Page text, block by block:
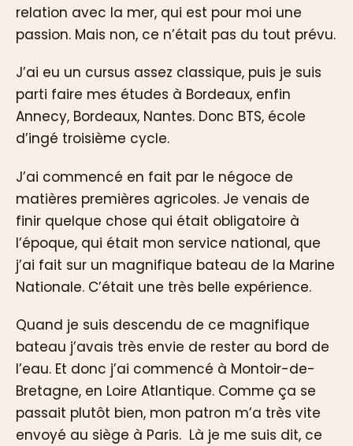
relation avec la mer, qui est pour moi une
passion. Mais non, ce n’était pas du tout prévu.
J’ai eu un cursus assez classique, puis je suis
parti faire mes études à Bordeaux, enfin
Annecy, Bordeaux, Nantes. Donc BTS, école
d’ingé troisième cycle.
J’ai commencé en fait par le négoce de
matières premières agricoles. Je venais de
finir quelque chose qui était obligatoire à
l’époque, qui était mon service national, que
j’ai fait sur un magnifique bateau de la Marine
Nationale. C’était une très belle expérience.
Quand je suis descendu de ce magnifique
bateau j’avais très envie de rester au bord de
l’eau. Et donc j’ai commencé à Montoir-de-
Bretagne, en Loire Atlantique. Comme ça se
passait plutôt bien, mon patron m’a très vite
envoyé au siège à Paris. Là je me suis dit, ce